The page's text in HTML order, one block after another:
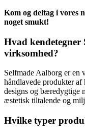
Kom og deltag i vores
noget smukt!
Hvad kendetegner
virksomhed?
Selfmade Aalborg er en
håndlavede produkter
designs og bæredygtige
æstetisk tiltalende og
Hvilke typer